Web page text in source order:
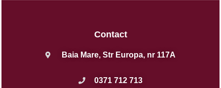
Contact
Baia Mare, Str Europa, nr 117A
0371 712 713